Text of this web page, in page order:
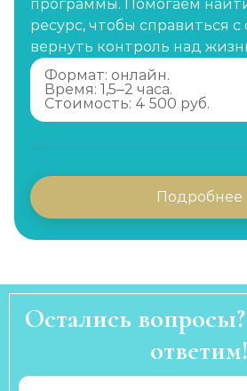
программы. Помогаем
ресурс, чтобы справиться
вернуть контроль над
Формат: онлайн.
Время: 1,5–2 часа.
Стоимость: 4 500 руб.
Подробнее
Остались
ответим!